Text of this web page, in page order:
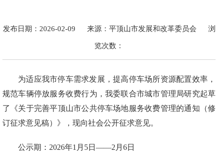
发布日期：2026-02-09 来源：平顶山市发展和改革委员会 浏
览次数：
为适应我市停车需求发展，提高停车场所资源配置效率，
规范车辆停放服务收费行为，我委联合市城市管理局研究起草
了《关于完善平顶山市公共停车场地服务收费管理的通知（修
订征求意见稿）》，现向社会公开征求意见。
公示期：2026年1月5日——2月6日